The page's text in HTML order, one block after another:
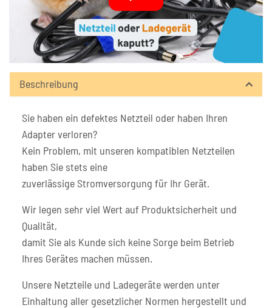
Beschreibung
Sie haben ein defektes Netzteil oder haben Ihren
Adapter verloren?
Kein Problem, mit unseren kompatiblen Netzteilen
haben Sie stets eine
zuverlässige Stromversorgung für Ihr Gerät.
Wir legen sehr viel Wert auf Produktsicherheit und
Qualität,
damit Sie als Kunde sich keine Sorge beim Betrieb
Ihres Gerätes machen müssen.
Unsere Netzteile und Ladegeräte werden unter
Einhaltung aller gesetzlicher Normen hergestellt und